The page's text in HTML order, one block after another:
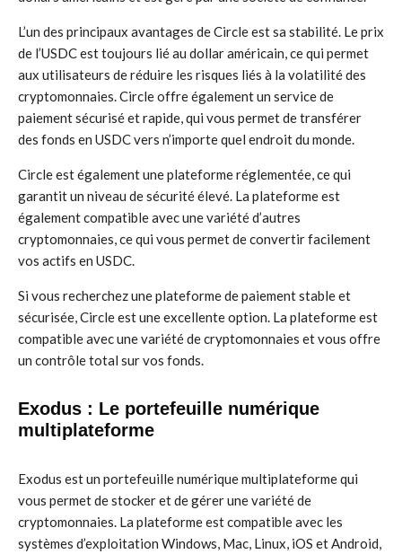
L’un des principaux avantages de Circle est sa stabilité. Le prix
de l’USDC est toujours lié au dollar américain, ce qui permet
aux utilisateurs de réduire les risques liés à la volatilité des
cryptomonnaies. Circle offre également un service de
paiement sécurisé et rapide, qui vous permet de transférer
des fonds en USDC vers n’importe quel endroit du monde.
Circle est également une plateforme réglementée, ce qui
garantit un niveau de sécurité élevé. La plateforme est
également compatible avec une variété d’autres
cryptomonnaies, ce qui vous permet de convertir facilement
vos actifs en USDC.
Si vous recherchez une plateforme de paiement stable et
sécurisée, Circle est une excellente option. La plateforme est
compatible avec une variété de cryptomonnaies et vous offre
un contrôle total sur vos fonds.
Exodus : Le portefeuille numérique
multiplateforme
Exodus est un portefeuille numérique multiplateforme qui
vous permet de stocker et de gérer une variété de
cryptomonnaies. La plateforme est compatible avec les
systèmes d’exploitation Windows, Mac, Linux, iOS et Android,